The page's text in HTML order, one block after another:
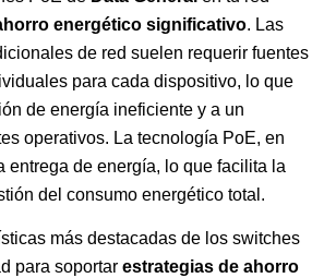
energético significativo. Las
de red suelen requerir fuentes
para cada dispositivo, lo que
de energía ineficiente y a un
operativos. La tecnología PoE, en
entrega de energía, lo que facilita la
del consumo energético total.
más destacadas de los switches
para soportar estrategias de ahorro